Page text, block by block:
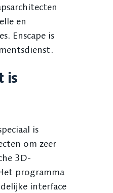
en
Enscape is
is
is
om zeer
3D-
programma
interface